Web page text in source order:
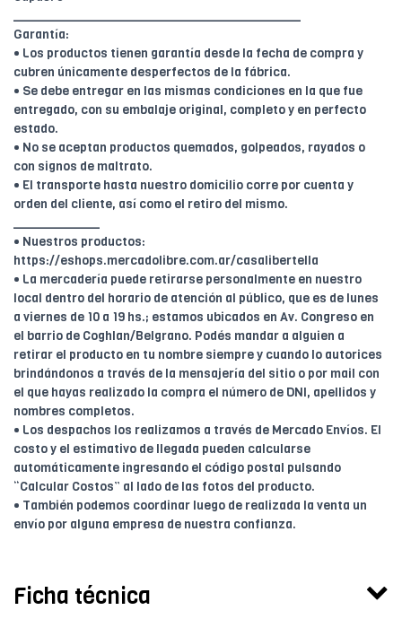
________________________________________
Garantía:
• Los productos tienen garantía desde la fecha de compra y
cubren únicamente desperfectos de la fábrica.
• Se debe entregar en las mismas condiciones en la que fue
entregado, con su embalaje original, completo y en perfecto
estado.
• No se aceptan productos quemados, golpeados, rayados o
con signos de maltrato.
• El transporte hasta nuestro domicilio corre por cuenta y
orden del cliente, así como el retiro del mismo.
____________
• Nuestros productos:
https://eshops.mercadolibre.com.ar/casalibertella
• La mercadería puede retirarse personalmente en nuestro
local dentro del horario de atención al público, que es de lunes
a viernes de 10 a 19 hs.; estamos ubicados en Av. Congreso en
el barrio de Coghlan/Belgrano. Podés mandar a alguien a
retirar el producto en tu nombre siempre y cuando lo autorices
brindándonos a través de la mensajería del sitio o por mail con
el que hayas realizado la compra el número de DNI, apellidos y
nombres completos.
• Los despachos los realizamos a través de Mercado Envíos. El
costo y el estimativo de llegada pueden calcularse
automáticamente ingresando el código postal pulsando
“Calcular Costos” al lado de las fotos del producto.
• También podemos coordinar luego de realizada la venta un
envío por alguna empresa de nuestra confianza.
Ficha técnica